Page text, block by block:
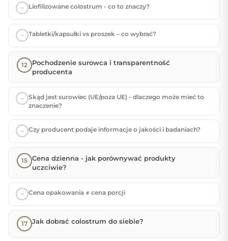
Liofilizowane colostrum - co to znaczy?
Tabletki/kapsułki vs proszek – co wybrać?
Pochodzenie surowca i transparentność
producenta
Skąd jest surowiec (UE/poza UE) - dlaczego może mieć to
znaczenie?
Czy producent podaje informacje o jakości i badaniach?
Cena dzienna - jak porównywać produkty
uczciwie?
Cena opakowania ≠ cena porcji
Jak dobrać colostrum do siebie?